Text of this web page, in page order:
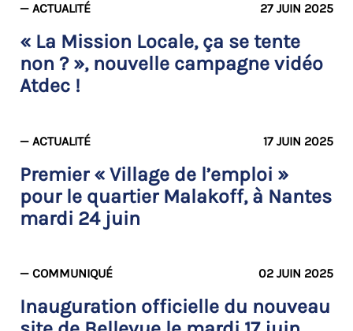
— ACTUALITÉ 27 JUIN 2025
« La Mission Locale, ça se tente
non ? », nouvelle campagne vidéo
Atdec !
— ACTUALITÉ 17 JUIN 2025
Premier « Village de l’emploi »
pour le quartier Malakoff, à Nantes
mardi 24 juin
— COMMUNIQUÉ 02 JUIN 2025
Inauguration officielle du nouveau